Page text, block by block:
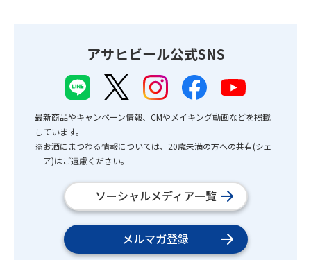
アサヒビール公式SNS
最新商品やキャンペーン情報、CMやメイキング動画などを掲載
しています。
※お酒にまつわる情報については、20歳未満の方への共有(シェ
ア)はご遠慮ください。
ソーシャルメディア一覧
メルマガ登録